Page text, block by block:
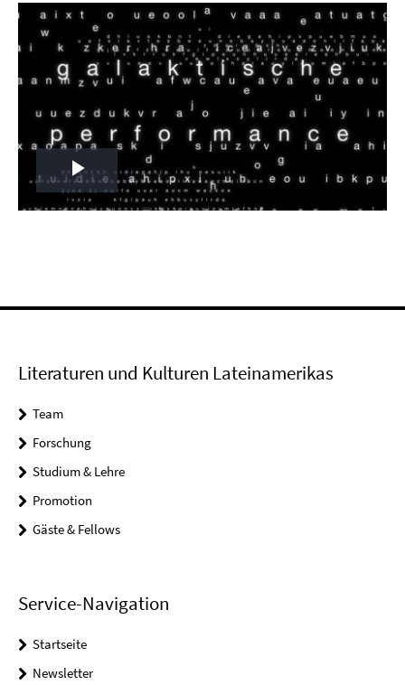
Play
Literaturen und Kulturen Lateinamerikas
Team
Forschung
Studium & Lehre
Promotion
Gäste & Fellows
Service-Navigation
Startseite
Newsletter